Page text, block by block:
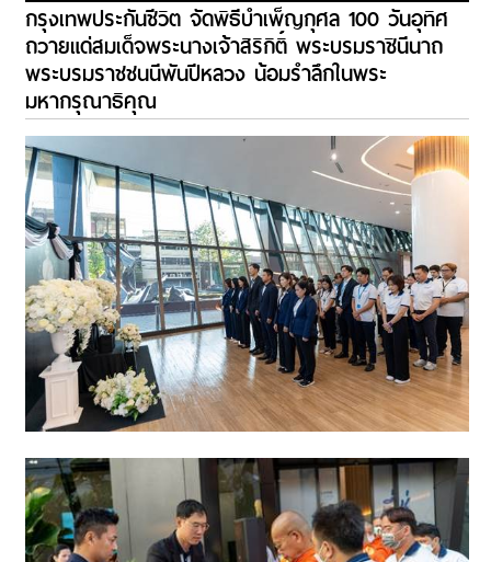
กรุงเทพประกันชีวิต จัดพิธีบำเพ็ญกุศล 100 วันอุทิศ
ถวายแด่สมเด็จพระนางเจ้าสิริกิติ์ พระบรมราชินีนาถ
พระบรมราชชนนีพันปีหลวง น้อมรำลึกในพระ
มหากรุณาธิคุณ